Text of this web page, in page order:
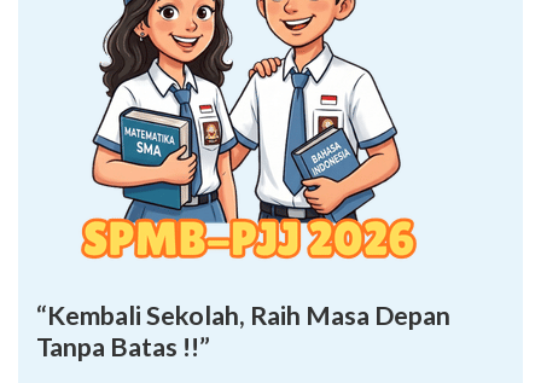
“Kembali Sekolah, Raih Masa Depan
Tanpa Batas !!”